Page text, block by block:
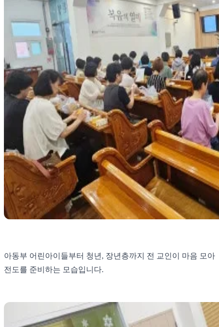
아동부 어린아이들부터 청년, 장년층까지 전 교인이 마음 모아
전도를 준비하는 모습입니다.